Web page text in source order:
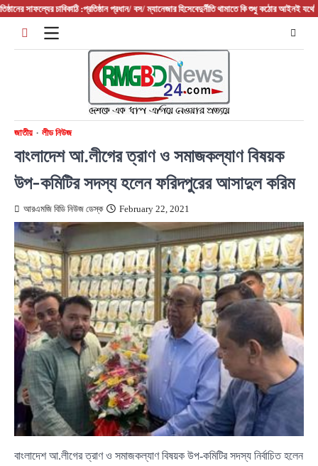
Skip
চাবিকাঠি :প্রতিষ্ঠান প্রধান/ বস/ ম্যানেজার হিসেবেদুর্নীতি থামাতে কি শুধু কঠোর আইনই যথেষ্ট?
জাতীয় লীড নিউজ
বাংলাদেশ আ.লীগের ত্রাণ ও সমাজকল্যাণ বিষয়ক
উপ-কমিটির সদস্য হলেন ফরিদপুরের আসাদুল করিম
আরএমজি বিডি নিউজ ডেস্ক February 22, 2021
বাংলাদেশ আ.লীগের ত্রাণ ও সমাজকল্যাণ বিষয়ক উপ-কমিটির সদস্য নির্বাচিত হলেন